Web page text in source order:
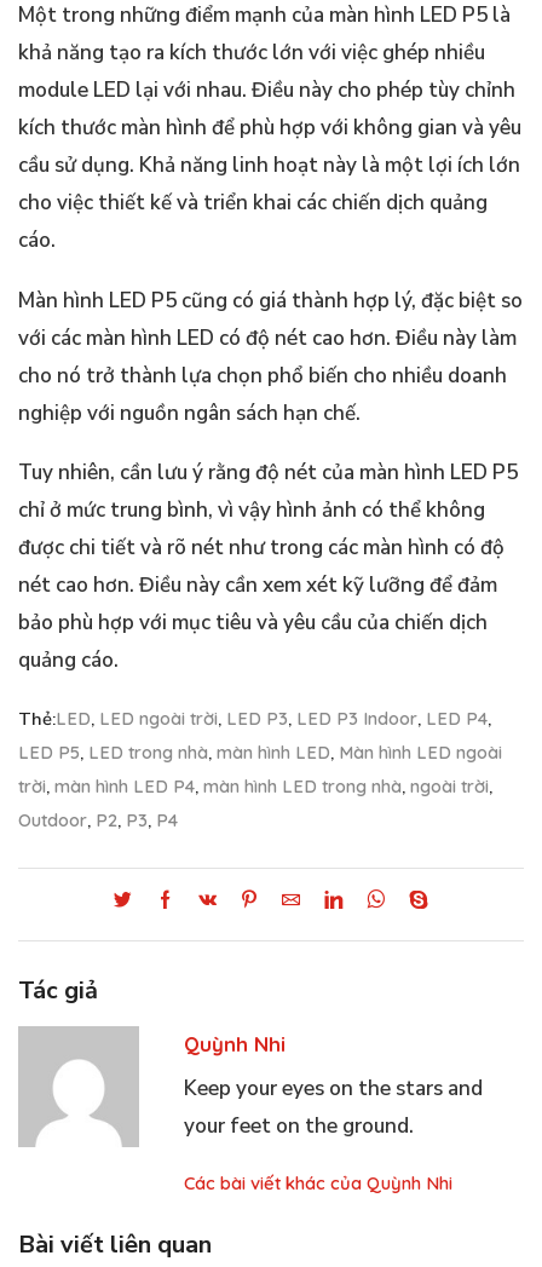
Một trong những điểm mạnh của màn hình LED P5 là
khả năng tạo ra kích thước lớn với việc ghép nhiều
module LED lại với nhau. Điều này cho phép tùy chỉnh
kích thước màn hình để phù hợp với không gian và yêu
cầu sử dụng. Khả năng linh hoạt này là một lợi ích lớn
cho việc thiết kế và triển khai các chiến dịch quảng
cáo.
Màn hình LED P5 cũng có giá thành hợp lý, đặc biệt so
với các màn hình LED có độ nét cao hơn. Điều này làm
cho nó trở thành lựa chọn phổ biến cho nhiều doanh
nghiệp với nguồn ngân sách hạn chế.
Tuy nhiên, cần lưu ý rằng độ nét của màn hình LED P5
chỉ ở mức trung bình, vì vậy hình ảnh có thể không
được chi tiết và rõ nét như trong các màn hình có độ
nét cao hơn. Điều này cần xem xét kỹ lưỡng để đảm
bảo phù hợp với mục tiêu và yêu cầu của chiến dịch
quảng cáo.
Thẻ:LED, LED ngoài trời, LED P3, LED P3 Indoor, LED P4,
LED P5, LED trong nhà, màn hình LED, Màn hình LED ngoài
trời, màn hình LED P4, màn hình LED trong nhà, ngoài trời,
Outdoor, P2, P3, P4
Tác giả
Quỳnh Nhi
Keep your eyes on the stars and
your feet on the ground.
Các bài viết khác của Quỳnh Nhi
Bài viết liên quan